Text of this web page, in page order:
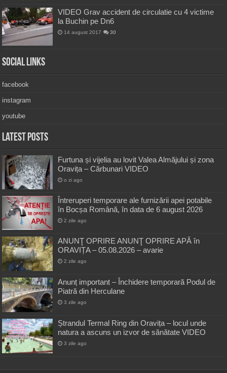
VIDEO Grav accident de circulatie cu 4 victime
la Buchin pe Dn6
14 august 2017 30
Social Links
facebook
instagram
youtube
Latest Posts
Furtuna și vijelia au lovit Valea Almăjului și zona
Oravița – Cărbunari VIDEO
o zi ago
Întreruperi temporare ale furnizării apei potabile
în Bocșa Română, în data de 6 august 2026
2 zile ago
ANUNŢ OPRIRE ANUNŢ OPRIRE APĂ în
ORAVIȚA – 05.08.2026 – avarie
2 zile ago
Anunț important – Închidere temporară Podul de
Piatră din Herculane
3 zile ago
Ștrandul Termal Ring din Oravița – locul unde
natura a ascuns un izvor de sănătate VIDEO
3 zile ago